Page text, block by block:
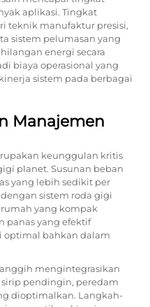
aplikasi. Tingkat
teknik manufaktur presisi,
sistem pelumasan yang
energi secara
biaya operasional yang
sistem pada berbagai
Manajemen
keunggulan kritis
planet. Susunan beban
yang lebih sedikit per
sistem roda gigi
yang kompak
panas yang efektif
optimal bahkan dalam
mengintegrasikan
pendingin, peredam
dioptimalkan. Langkah-